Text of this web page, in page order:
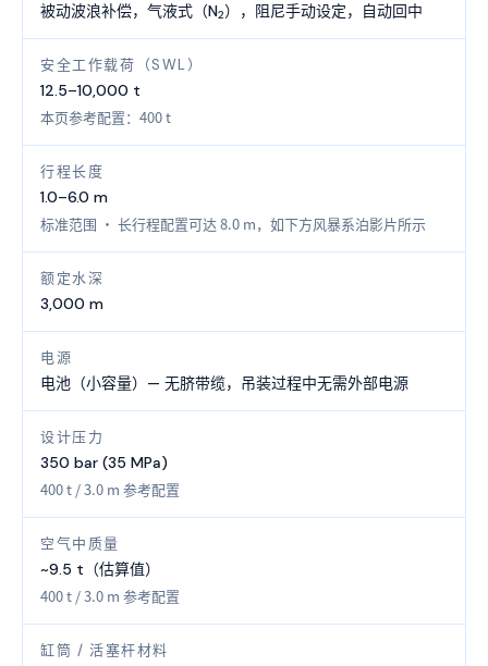
被动波浪补偿，气液式（N2），阻尼手动设定，自动回中
安全工作载荷（SWL）
12.5–10,000 t
本页参考配置：400 t
行程长度
1.0–6.0 m
标准范围 · 长行程配置可达 8.0 m，如下方风暴系泊影片所示
额定水深
3,000 m
电源
电池（小容量）— 无脐带缆，吊装过程中无需外部电源
设计压力
350 bar (35 MPa)
400 t / 3.0 m 参考配置
空气中质量
~9.5 t（估算值）
400 t / 3.0 m 参考配置
缸筒 / 活塞杆材料